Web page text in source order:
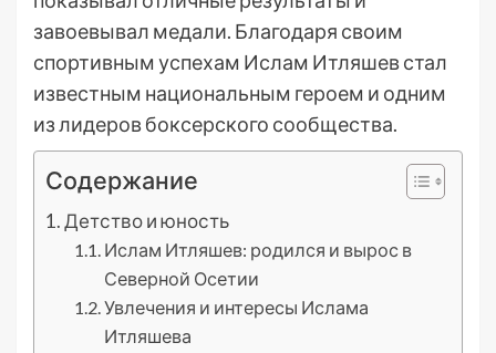
завоевывал медали. Благодаря своим
спортивным успехам Ислам Итляшев стал
известным национальным героем и одним
из лидеров боксерского сообщества.
Содержание
Детство и юность
Ислам Итляшев: родился и вырос в
Северной Осетии
Увлечения и интересы Ислама
Итляшева